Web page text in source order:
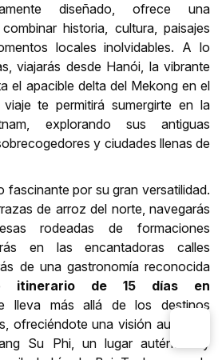
diseñado, ofrece una
historia, cultura, paisajes
locales inolvidables. A lo
viajarás desde Hanói, la vibrante
el apacible delta del Mekong en el
te permitirá sumergirte en la
explorando sus antiguas
y ciudades llenas de
fascinante por su gran versatilidad.
de arroz del norte, navegarás
rodeadas de formaciones
en las encantadoras calles
de una gastronomía reconocida
itinerario de 15 días en
lleva más allá de los destinos
ofreciéndote una visión auténtica
Su Phi, un lugar auténtico y